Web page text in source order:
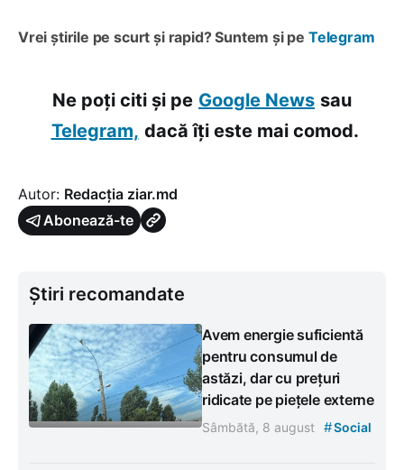
Vrei știrile pe scurt și rapid? Suntem și pe Telegram
Ne poți citi și pe Google News sau
Telegram, dacă îți este mai comod.
Autor: Redacția ziar.md
Abonează-te
Știri recomandate
Avem energie suficientă
pentru consumul de
astăzi, dar cu prețuri
ridicate pe piețele externe
Sâmbătă, 8 august #Social